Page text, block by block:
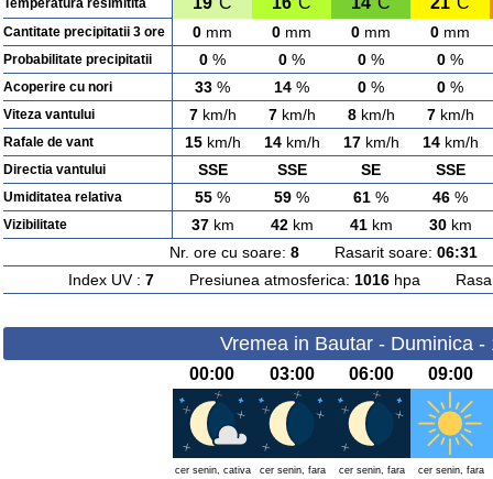
Temperatura resimitita
Cantitate precipitatii 3 ore 0 mm 0 mm 0 mm 0 mm
Probabilitate precipitatii 0 % 0 % 0 % 0 %
Acoperire cu nori 33 % 14 % 0 % 0 %
Viteza vantului 7km/h 7km/h 8km/h 7km/h
Rafale de vant 15km/h 14km/h 17km/h 14km/h
Directia vantului SSE SSE SE SSE
Umiditatea relativa 55 % 59 % 61 % 46 %
Vizibilitate 37km 42km 41km 30km
Nr. ore cu soare: 8Rasarit soare: 06:31
Index UV : 7Presiunea atmosferica: 1016hpa
Vremea in Bautar - Duminica -
00:00 03:00 06:00 09:00
cer senin, cativa
cer senin, fara
cer senin, fara
cer senin, fara